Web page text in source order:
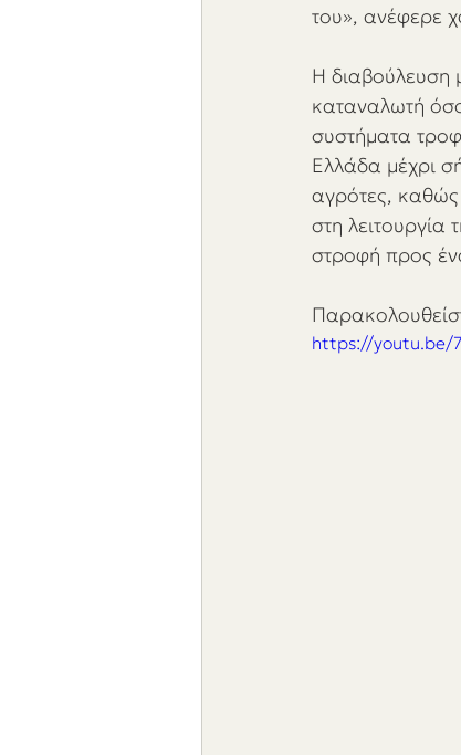
του», ανέφερε
Η διαβούλευση
καταναλωτή
συστήματα
Ελλάδα μέχρι
αγρότες, καθώς
στη λειτουργία
στροφή προς
https://youtu.be/